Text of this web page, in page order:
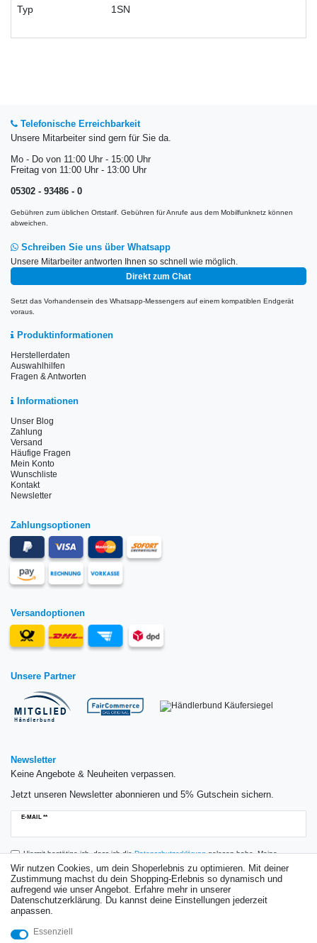
Typ
1SN
Telefonische Erreichbarkeit
Unsere Mitarbeiter sind gern für Sie da.
Mo - Do von 11:00 Uhr - 15:00 Uhr
Freitag von 11:00 Uhr - 13:00 Uhr
05302 - 93486 - 0
Gebühren zum üblichen Ortstarif. Gebühren für Anrufe aus dem Mobilfunknetz können
abweichen.
Schreiben Sie uns über Whatsapp
Unsere Mitarbeiter antworten Ihnen so schnell wie möglich.
Direkt zum Chat
Setzt das Vorhandensein des Whatsapp-Messengers auf einem kompatiblen Endgerät
voraus.
Produktinformationen
Herstellerdaten
Auswahlhilfen
Fragen & Antworten
Informationen
Unser Blog
Zahlung
Versand
Häufige Fragen
Mein Konto
Wunschliste
Kontakt
Newsletter
Zahlungsoptionen
Versandoptionen
Unsere Partner
Newsletter
Keine Angebote & Neuheiten verpassen.
Jetzt unseren Newsletter abonnieren und 5% Gutschein sichern.
E-MAIL **
Newsletter
Hiermit bestätige ich, dass ich dieDaten­schutz­erklärunggelesen habe. Meine
Einwilligung kann ich jederzeit widerrufen.**
Abonnieren
Wir nutzen Cookies, um dein Shoperlebnis zu optimieren. Mit deiner
Zustimmung machst du dein Shopping-Erlebnis so dynamisch und
aufregend wie unser Angebot. Erfahre mehr in unserer
Datenschutzerklärung. Du kannst deine Einstellungen jederzeit
anpassen.
Essenziell